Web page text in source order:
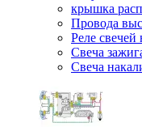
крышка
Провода
Реле свечей
Свеча
Свеча